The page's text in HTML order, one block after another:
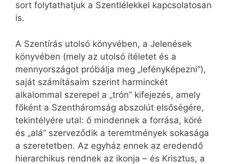
sort folytathatjuk a Szentlélekkel kapcsolatosan
is.
A Szentírás utolsó könyvében, a Jelenések
könyvében (mely az utolsó ítéletet és a
mennyországot próbálja meg „lefényképezni”),
saját számításaim szerint harminckét
alkalommal szerepel a „trón” kifejezés, amely
főként a Szentháromság abszolút elsőségére,
tekintélyére utal: ő mindennek a forrása, köré
és „alá” szerveződik a teremtmények sokasága
a szeretetben. Az egyház ennek az eredendő
hierarchikus rendnek az ikonja – és Krisztus, a